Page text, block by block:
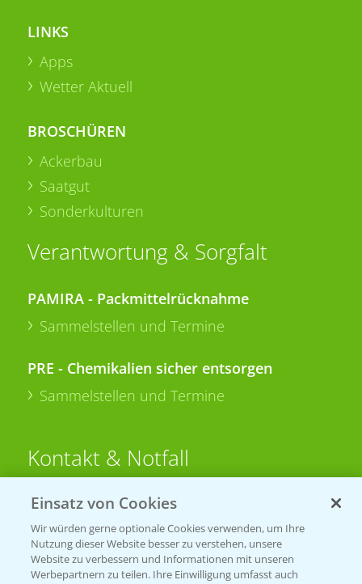
LINKS
Apps
Wetter Aktuell
BROSCHÜREN
Ackerbau
Saatgut
Sonderkulturen
Verantwortung & Sorgfalt
PAMIRA - Packmittelrücknahme
Sammelstellen und Termine
PRE - Chemikalien sicher entsorgen
Sammelstellen und Termine
Kontakt & Notfall
Beratung auf WhatsApp
T.+49 (0)174 346 564 1
KONTAKT
Einsatz von Cookies
Wir würden gerne optionale Cookies verwenden, um Ihre
Nutzung dieser Website besser zu verstehen, unsere
Website zu verbessern und Informationen mit unseren
Werbepartnern zu teilen. Ihre Einwilligung umfasst auch